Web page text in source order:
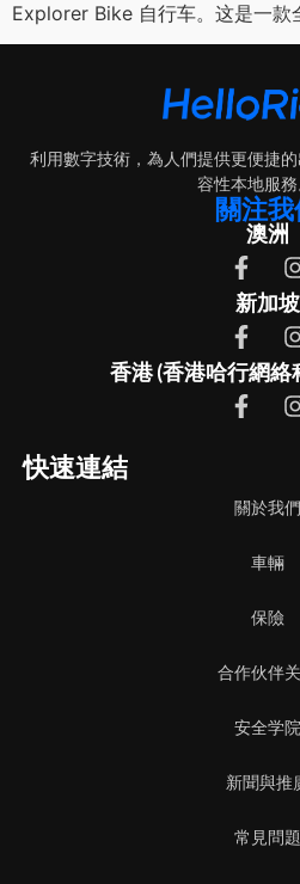
Explorer Bike 自行车。这是一
利用數字技術，為人們提供更便捷
容性本地服務
關注
澳洲
新加坡
香港 (香港哈行網絡
快速連結
關於我們
車輛
保險
合作伙伴
安全学院
新聞與推
常見問題